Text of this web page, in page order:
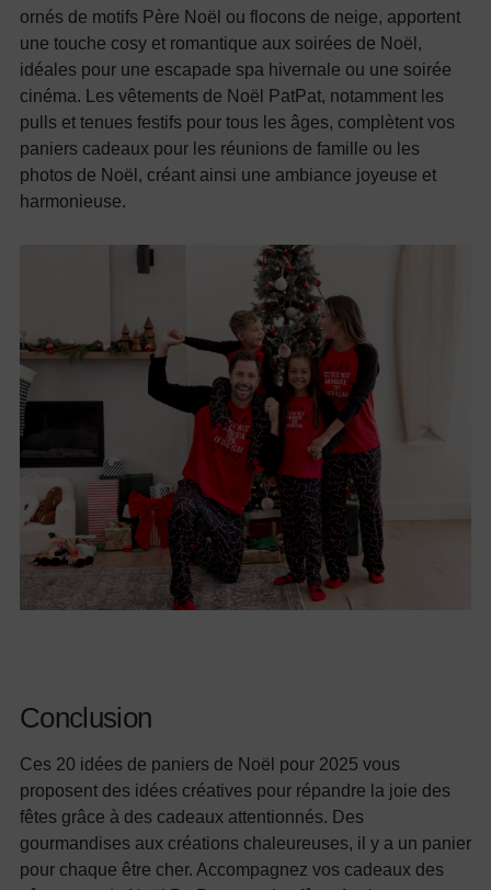
ornés de motifs Père Noël ou flocons de neige, apportent
une touche cosy et romantique aux soirées de Noël,
idéales pour une escapade spa hivernale ou une soirée
cinéma. Les vêtements de Noël PatPat, notamment les
pulls et tenues festifs pour tous les âges, complètent vos
paniers cadeaux pour les réunions de famille ou les
photos de Noël, créant ainsi une ambiance joyeuse et
harmonieuse.
Conclusion
Ces 20 idées de paniers de Noël pour 2025 vous
proposent des idées créatives pour répandre la joie des
fêtes grâce à des cadeaux attentionnés. Des
gourmandises aux créations chaleureuses, il y a un panier
pour chaque être cher. Accompagnez vos cadeaux des